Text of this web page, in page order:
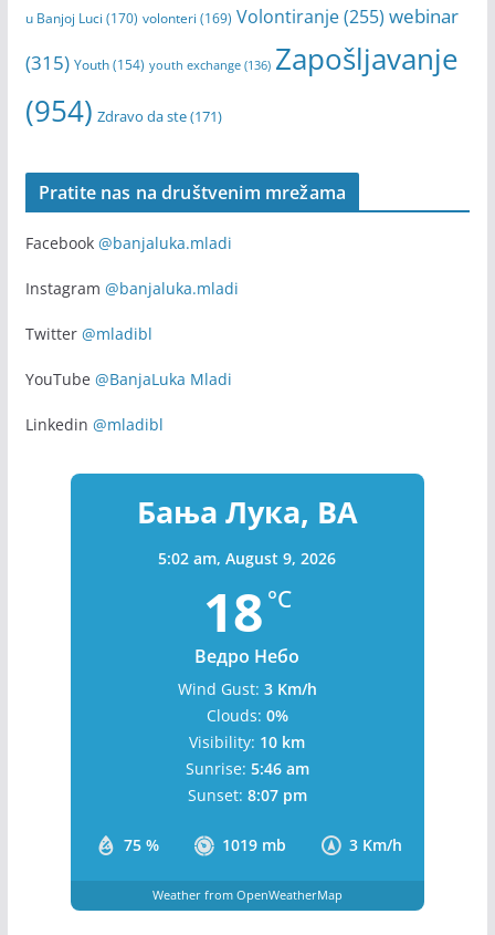
u Banjoj Luci (170) volonteri (169) Volontiranje(255) webinar
(315) Youth(154) youth exchange(136) Zapošljavanje
(954) Zdravo da ste(171)
Pratite nas na društvenim mrežama
Facebook @banjaluka.mladi
Instagram @banjaluka.mladi
Twitter @mladibl
YouTube @BanjaLuka Mladi
Linkedin @mladibl
Бања Лука, BA
5:02 am,August 9, 2026
18 °C
Ведро Небо
75 % 1019 mb 3 Km/h
Wind Gust: 3 Km/h
Clouds: 0%
Visibility: 10 km
Sunrise: 5:46 am
Sunset: 8:07 pm
Weather from OpenWeatherMap